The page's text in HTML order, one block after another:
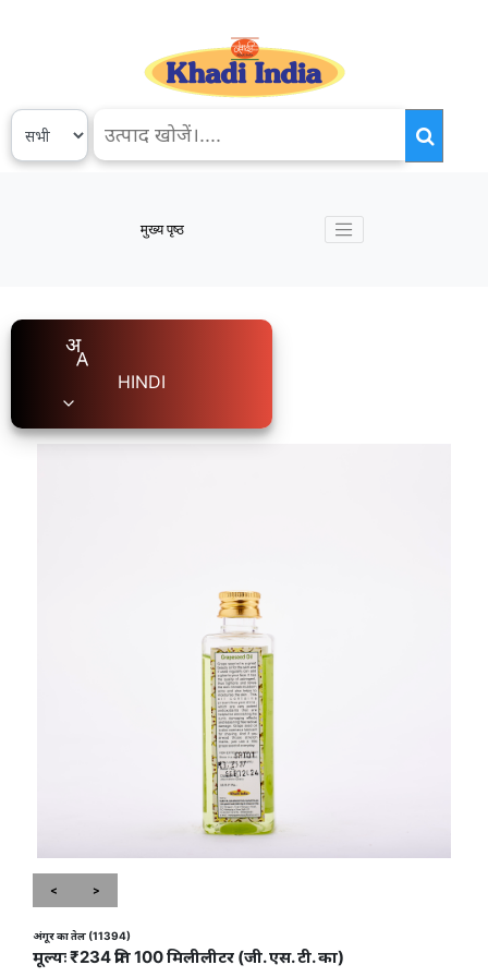
मुख्य पृष्ठ
HINDI
< >
अंगूर का तेल (11394)
मूल्यः ₹234 प्रति 100 मिलीलीटर (जी. एस. टी. का)